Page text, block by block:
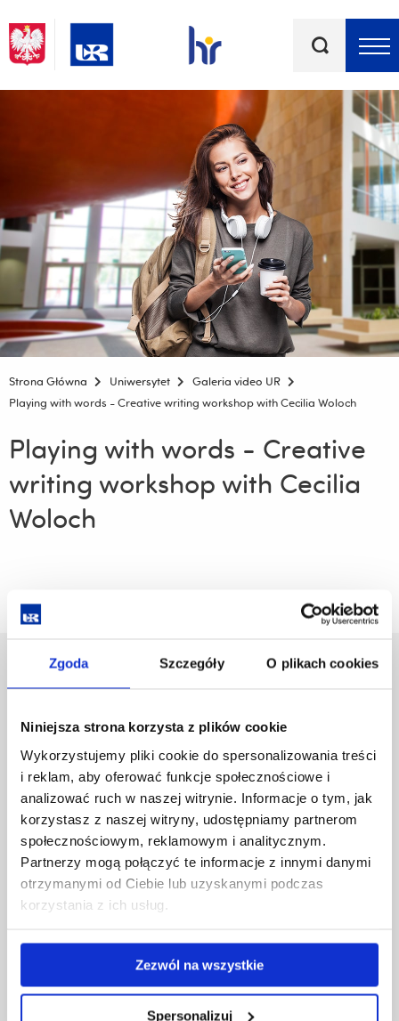
Zgoda Szczegóły O plikach cookies
Niniejsza strona korzysta z plików cookie
Wykorzystujemy pliki cookie do spersonalizowania treści
i reklam, aby oferować funkcje społecznościowe i
analizować ruch w naszej witrynie. Informacje o tym, jak
korzystasz z naszej witryny, udostępniamy partnerom
społecznościowym, reklamowym i analitycznym.
Partnerzy mogą połączyć te informacje z innymi danymi
otrzymanymi od Ciebie lub uzyskanymi podczas
korzystania z ich usług.
Zezwól na wszystkie
Spersonalizuj
kluczowe
Strona Główna Uniwersytet
Galeria video UR
Playing with words - Creative writing workshop with Cecilia Woloch
Playing with words - Creative
writing workshop with Cecilia
Woloch
Uniwersytet Rzeszowski
Al. Tadeusza Rejtana 16C
Pomiń
nawigację
przejdź
do
treści
Polityka prywatności
Mapa serwisu
Biblioteka
Wydawnictwo
Covid info
Studia podyplomowe
Praca na UR
Zamówienia publiczne
Fundusze strukturalne
Projekty realizowane z KPO
Domy studenta